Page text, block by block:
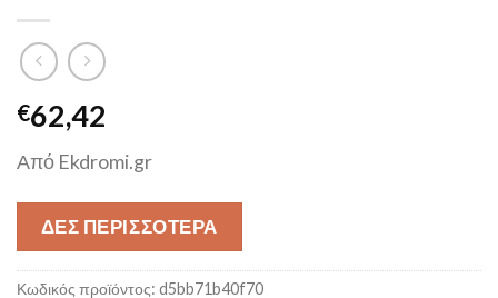
€62,42
Από Ekdromi.gr
ΔΕΣ ΠΕΡΙΣΣΟΤΕΡΑ
Κωδικός προϊόντος: d5bb71b40f70